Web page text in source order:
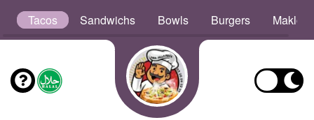
Tacos Sandwichs Bowls Burgers